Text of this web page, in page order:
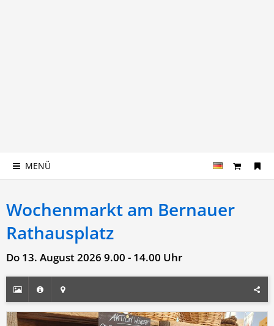
MENÜ
Wochenmarkt am Bernauer
Rathausplatz
Do 13. August 2026 9.00 - 14.00 Uhr